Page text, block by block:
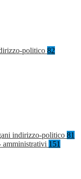
politico 82
indirizzo-politico 81
amministrativi 151